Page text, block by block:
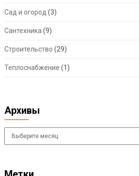
Сад и огород (3)
Сантехника (9)
Строительство (29)
Теплоснабжение (1)
Архивы
Архивы